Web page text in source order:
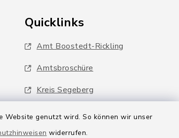
Website genutzt wird. So können wir unser
widerrufen.
Quicklinks
Amt Boostedt-Rickling
Amtsbroschüre
Kreis Segeberg
Wege-Zweckverband